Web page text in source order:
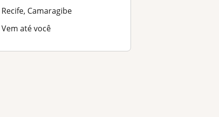
Recife, Camaragibe
Vem até você